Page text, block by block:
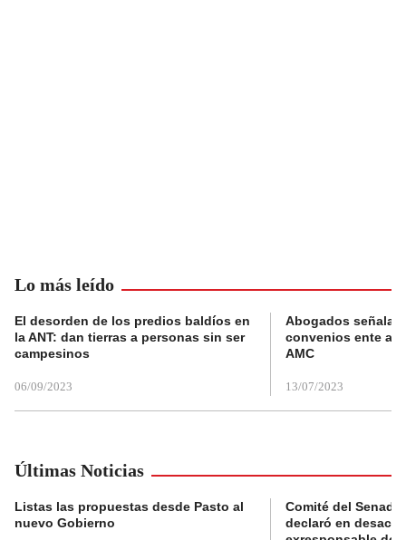
Lo más leído
El desorden de los predios baldíos en
la ANT: dan tierras a personas sin ser
campesinos
06/09/2023
Abogados
convenios ente
AMC
13/07/2023
Últimas Noticias
Listas las propuestas desde Pasto al
nuevo Gobierno
Comité del Senado
declaró en